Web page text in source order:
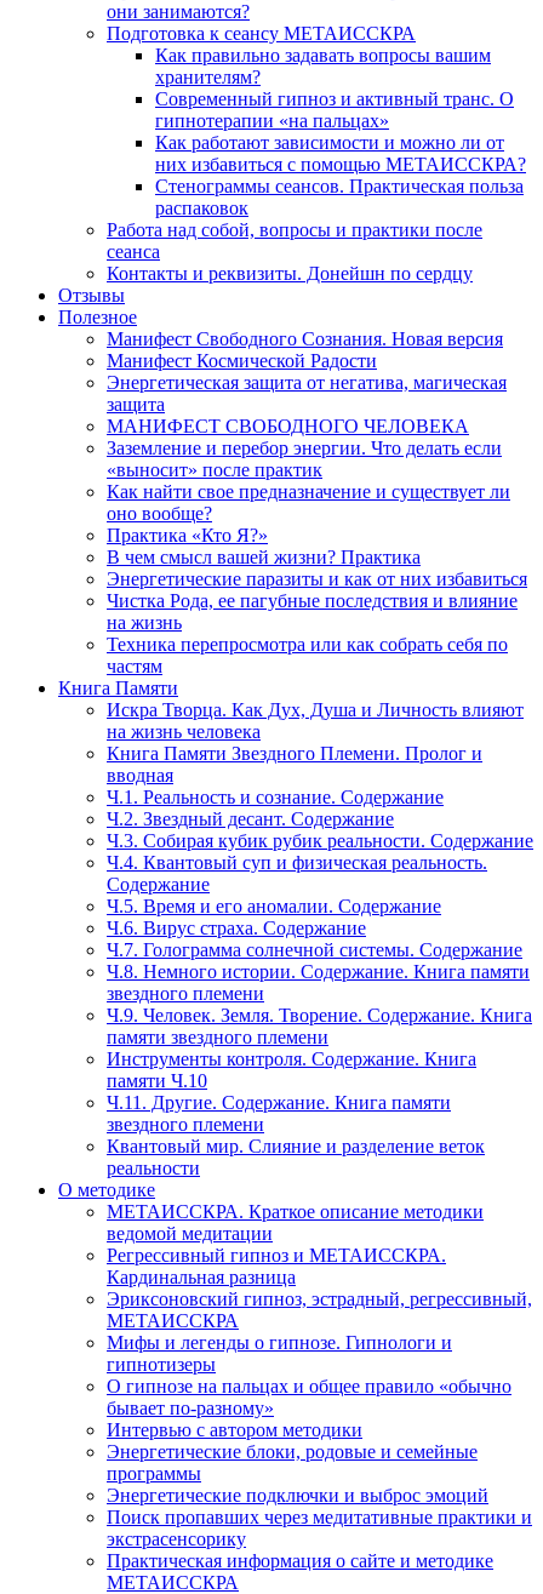
они занимаются?
Подготовка к сеансу МЕТАИССКРА
Как правильно задавать вопросы вашим
хранителям?
Современный гипноз и активный транс. О
гипнотерапии «на пальцах»
Как работают зависимости и можно ли от
них избавиться с помощью МЕТАИССКРА?
Стенограммы сеансов. Практическая польза
распаковок
Работа над собой, вопросы и практики после
сеанса
Контакты и реквизиты. Донейшн по сердцу
Отзывы
Полезное
Манифест Свободного Сознания. Новая версия
Манифест Космической Радости
Энергетическая защита от негатива, магическая
защита
МАНИФЕСТ СВОБОДНОГО ЧЕЛОВЕКА
Заземление и перебор энергии. Что делать если
«выносит» после практик
Как найти свое предназначение и существует ли
оно вообще?
Практика «Кто Я?»
В чем смысл вашей жизни? Практика
Энергетические паразиты и как от них избавиться
Чистка Рода, ее пагубные последствия и влияние
на жизнь
Техника перепросмотра или как собрать себя по
частям
Книга Памяти
Искра Творца. Как Дух, Душа и Личность влияют
на жизнь человека
Книга Памяти Звездного Племени. Пролог и
вводная
Ч.1. Реальность и сознание. Содержание
Ч.2. Звездный десант. Содержание
Ч.3. Собирая кубик рубик реальности. Содержание
Ч.4. Квантовый суп и физическая реальность.
Содержание
Ч.5. Время и его аномалии. Содержание
Ч.6. Вирус страха. Содержание
Ч.7. Голограмма солнечной системы. Содержание
Ч.8. Немного истории. Содержание. Книга памяти
звездного племени
Ч.9. Человек. Земля. Творение. Содержание. Книга
памяти звездного племени
Инструменты контроля. Содержание. Книга
памяти Ч.10
Ч.11. Другие. Содержание. Книга памяти
звездного племени
Квантовый мир. Слияние и разделение веток
реальности
О методике
МЕТАИССКРА. Краткое описание методики
ведомой медитации
Регрессивный гипноз и МЕТАИССКРА.
Кардинальная разница
Эриксоновский гипноз, эстрадный, регрессивный,
МЕТАИССКРА
Мифы и легенды о гипнозе. Гипнологи и
гипнотизеры
О гипнозе на пальцах и общее правило «обычно
бывает по-разному»
Интервью с автором методики
Энергетические блоки, родовые и семейные
программы
Энергетические подключки и выброс эмоций
Поиск пропавших через медитативные практики и
экстрасенсорику
Практическая информация о сайте и методике
МЕТАИССКРА